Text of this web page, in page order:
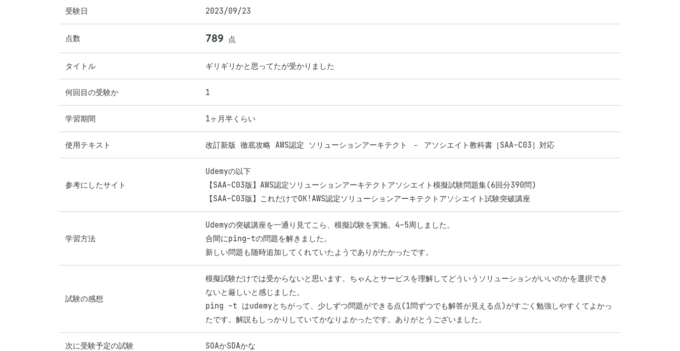
受験日 2023/09/23
点数 789 点
タイトル ギリギリかと思ってたが受かりました
何回目の受験か 1
学習期間 1ヶ月半くらい
使用テキスト 改訂新版 徹底攻略 AWS認定 ソリューションアーキテクト － アソシエイト教科書［SAA-C03］対応
参考にしたサイト
Udemyの以下
【SAA-C03版】AWS認定ソリューションアーキテクトアソシエイト模擬試験問題集(6回分390問)
【SAA-C03版】これだけでOK!AWS認定ソリューションアーキテクトアソシエイト試験突破講座
学習方法
Udemyの突破講座を一通り見てこら、模擬試験を実施。4-5周しました。
合間にping-tの問題を解きました。
新しい問題も随時追加してくれていたようでありがたかったです。
試験の感想
模擬試験だけでは受からないと思います。ちゃんとサービスを理解してどういうソリューションがいいのかを選択でき
ないと厳しいと感じました。
ping -t はudemyとちがって、少しずつ問題ができる点(1問ずつでも解答が見える点)がすごく勉強しやすくてよかっ
次に受験予定の試験 SOAかSDAかな